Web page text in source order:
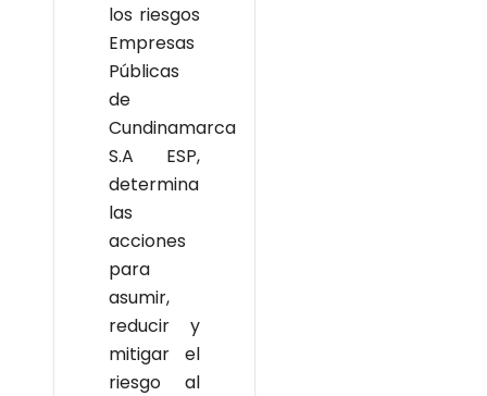
los riesgos
Empresas
Públicas
de
Cundinamarca
S.A ESP,
determina
las
acciones
para
asumir,
reducir y
mitigar el
riesgo al